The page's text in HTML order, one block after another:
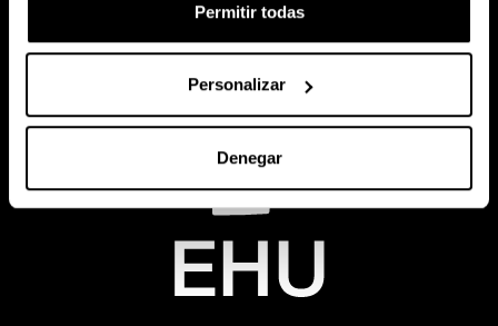
Permitir todas
Personalizar
Denegar